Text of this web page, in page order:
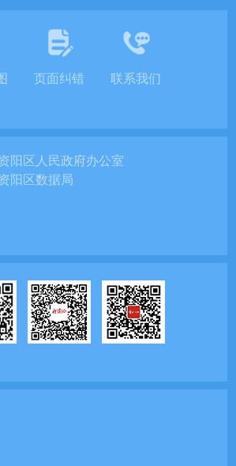
页面纠错 联系我们
阳区人民政府办公室
阳区数据局